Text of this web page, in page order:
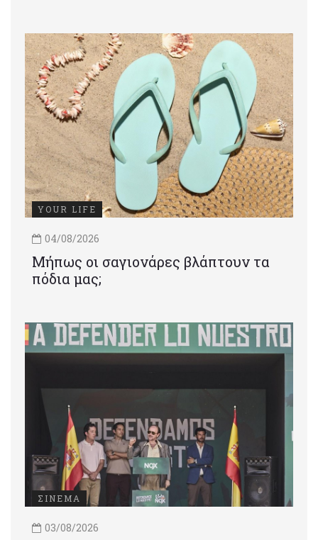
YOUR LIFE
04/08/2026
Μήπως οι σαγιονάρες βλάπτουν τα
πόδια μας;
ΣΙΝΕΜΑ
03/08/2026